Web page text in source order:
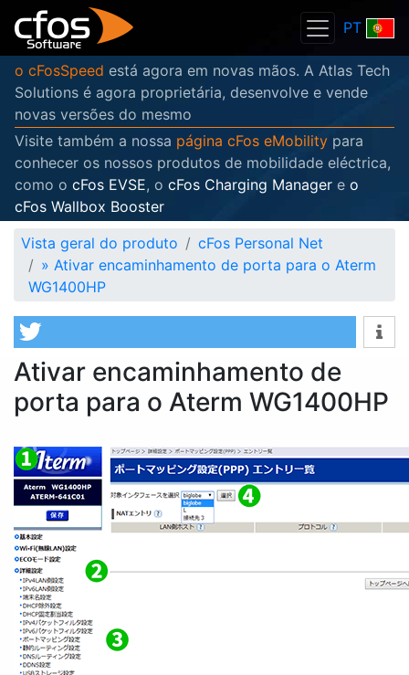
PT
o cFosSpeed está agora em novas mãos. A Atlas Tech
Solutions é agora proprietária, desenvolve e vende
novas versões do mesmo
Visite também a nossa página cFos eMobility para
conhecer os nossos produtos de mobilidade eléctrica,
como o cFos EVSE, o cFos Charging Manager e o
cFos Wallbox Booster
Vista geral do produto
cFos Personal Net
» Ativar encaminhamento de porta para o Aterm
WG1400HP
Ativar encaminhamento de
porta para o Aterm WG1400HP